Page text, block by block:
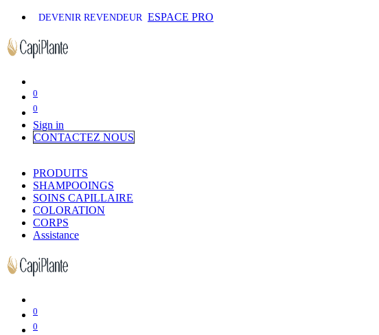
DEVENIR REVENDEUR ESPACE PRO
0
0
Sign in
CONTACTEZ NOUS
PRODUITS
SHAMPOOINGS
SOINS CAPILLAIRE
COLORATION
CORPS
Assistance
0
0